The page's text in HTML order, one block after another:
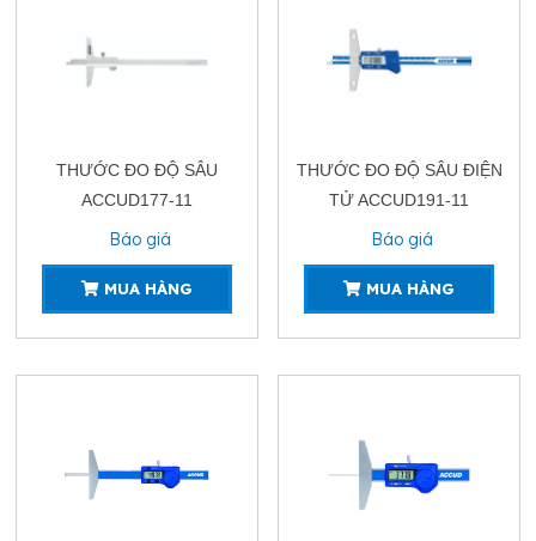
THƯỚC ĐO ĐỘ SÂU
ACCUD177-11
Báo giá
MUA HÀNG
THƯỚC ĐO ĐỘ SÂU ĐIỆN
TỬ ACCUD191-11
Báo giá
MUA HÀNG